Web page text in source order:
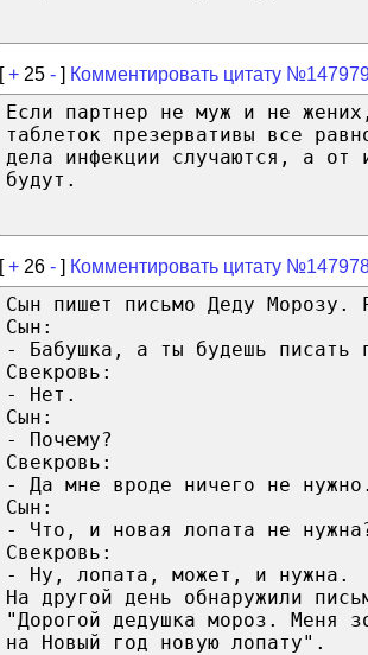
[+ 25 - ] Комментировать цитату
Если партнер не муж и не
таблеток презервативы все
дела инфекции случаются, а от
будут.
[+ 26 - ] Комментировать цитату
Сын пишет письмо Деду Морозу.
Сын:
- Бабушка, а ты будешь писать
Свекровь:
- Нет.
Сын:
- Почему?
Свекровь:
- Да мне вроде ничего не нужно.
Сын:
- Что, и новая лопата не
Свекровь:
- Ну, лопата, может, и нужна.
На другой день обнаружили
"Дорогой дедушка мороз. Меня
на Новый год новую лопату".